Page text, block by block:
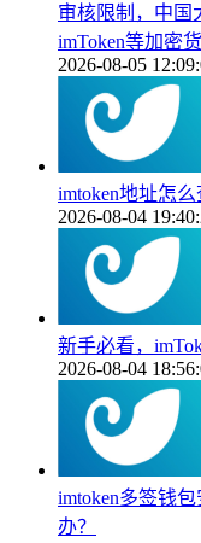
审核限制，中国
imToken等加密
2026-08-05
imtoken地址怎
2026-08-04
新手必看，
2026-08-04
imtoken多签钱
办？